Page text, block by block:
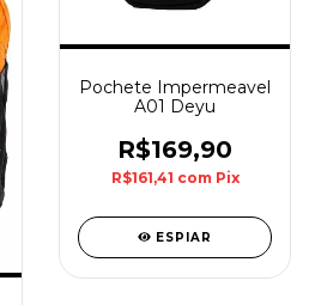
Pochete Impermeavel
A01 Deyu
R$169,90
R$161,41 com Pix
ESPIAR